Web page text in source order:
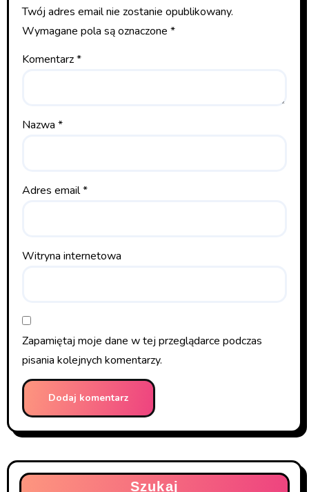
Twój adres email nie zostanie opublikowany.
Wymagane pola są oznaczone*
Komentarz*
Nazwa*
Adres email*
Witryna internetowa
Zapamiętaj moje dane w tej przeglądarce podczas
pisania kolejnych komentarzy.
Szukaj